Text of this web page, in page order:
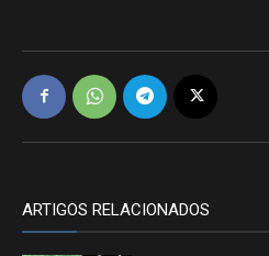
ARTIGOS RELACIONADOS